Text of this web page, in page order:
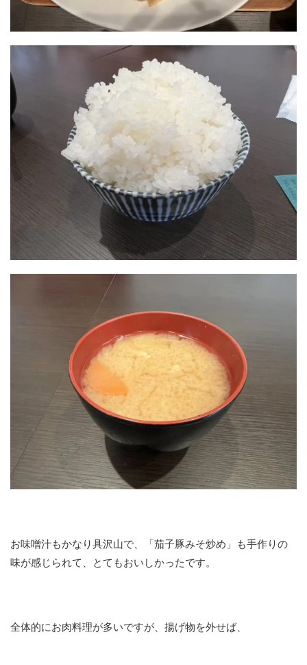
お味噌汁もかなり具沢山で、「茄子豚みそ炒め」も手作りの
味が感じられて、とてもおいしかったです。
全体的にお肉料理が多いですが、揚げ物を外せば、